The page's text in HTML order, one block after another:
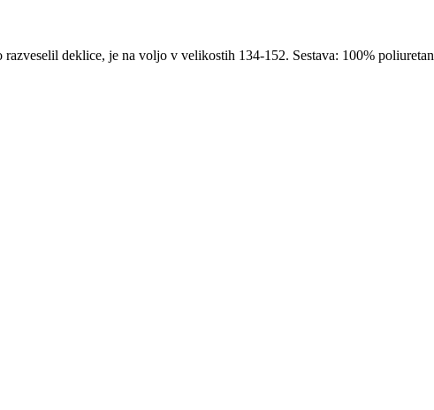
deklice, je na voljo v velikostih 134-152. Sestava: 100% poliuretan